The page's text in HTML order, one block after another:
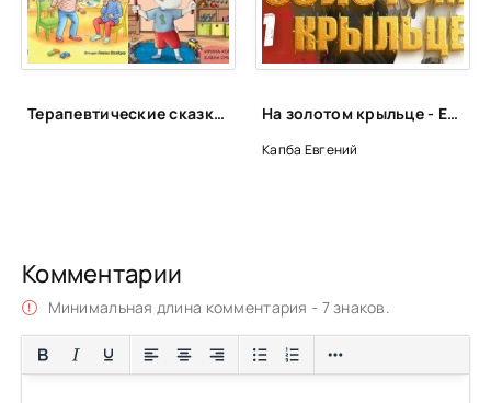
Терапевтические сказки для детей! На золотом крыльце - Евгений Капба
Капба Евгений
Комментарии
Минимальная длина комментария - 7 знаков.